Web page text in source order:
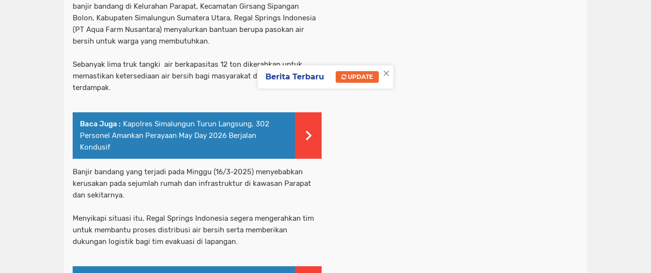
banjir bandang di Kelurahan Parapat, Kecamatan Girsang Sipangan
Bolon, Kabupaten Simalungun Sumatera Utara, Regal Springs Indonesia
(PT Aqua Farm Nusantara) menyalurkan bantuan berupa pasokan air
bersih untuk warga yang membutuhkan.
Sebanyak lima truk tangki air berkapasitas 12 ton dikerahkan untuk
memastikan ketersediaan air bersih bagi masyarakat di wilayah
terdampak.
Baca Juga : Kapolres Simalungun Turun Langsung, 302
Personel Amankan Perayaan May Day 2026 Berjalan
Kondusif
Banjir bandang yang terjadi pada Minggu (16/3-2025) menyebabkan
kerusakan pada sejumlah rumah dan infrastruktur di kawasan Parapat
dan sekitarnya.
Menyikapi situasi itu, Regal Springs Indonesia segera mengerahkan tim
untuk membantu proses distribusi air bersih serta memberikan
dukungan logistik bagi tim evakuasi di lapangan.
×
Berita Terbaru UPDATE